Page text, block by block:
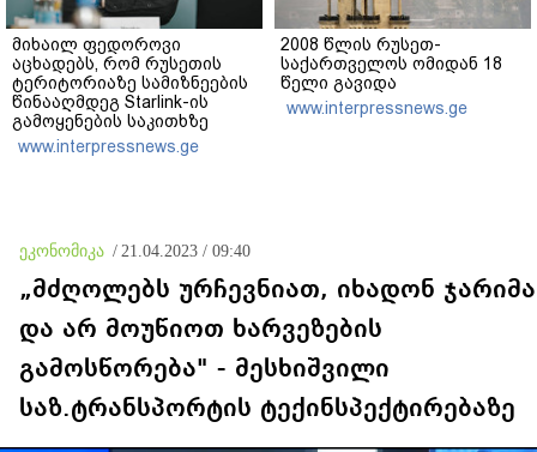
მიხაილ ფედოროვი
აცხადებს, რომ რუსეთის
ტერიტორიაზე სამიზნეების
წინააღმდეგ Starlink-ის
გამოყენების საკითხზე
ილონ მასკთან
მოლაპარაკებებს
www.interpressnews.ge
2008 წლის რუსეთ-
საქართველოს ომიდან 18
წელი გავიდა
www.interpressnews.ge
ეკონომიკა / 21.04.2023 / 09:40
„მძღოლებს ურჩევნიათ, იხადონ ჯარიმა
და არ მოუწიოთ ხარვეზების
გამოსწორება" - მესხიშვილი
საზ.ტრანსპორტის ტექინსპექტირებაზე